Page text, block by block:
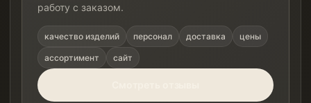
работу с заказом.
качество изделий персонал доставка цены
ассортимент сайт